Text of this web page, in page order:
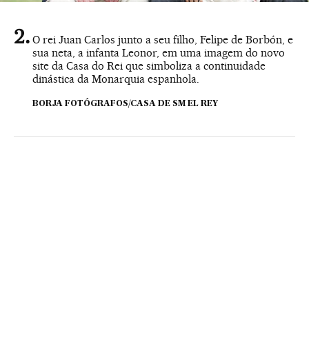
O rei Juan Carlos junto a seu filho, Felipe de Borbón, e
sua neta, a infanta Leonor, em uma imagem do novo
site da Casa do Rei que simboliza a continuidade
dinástica da Monarquia espanhola.
BORJA FOTÓGRAFOS/CASA DE SM EL REY